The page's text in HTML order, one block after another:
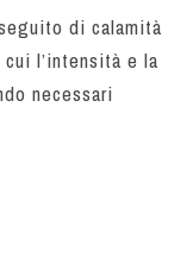
di calamità
l’intensità e la
necessari